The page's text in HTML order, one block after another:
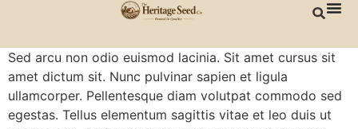
Sed arcu non odio euismod lacinia. Sit amet cursus sit
amet dictum sit. Nunc pulvinar sapien et ligula
ullamcorper. Pellentesque diam volutpat commodo sed
egestas. Tellus elementum sagittis vitae et leo duis ut